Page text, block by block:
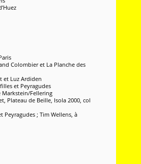
Colombier et La Planche des
et Luz Ardiden
et Peyragudes
Markstein/Fellering
Plateau de Beille, Isola 2000, col
Peyragudes ; Tim Wellens, à